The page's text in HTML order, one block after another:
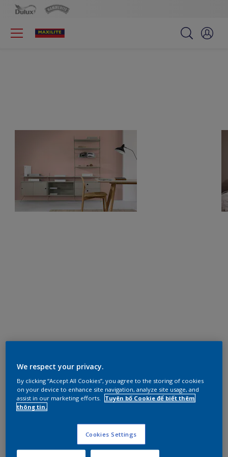
We respect your privacy.
By clicking “Accept All Cookies”, you agree to the storing of cookies
on your device to enhance site navigation, analyze site usage, and
assist in our marketing efforts.
Tuyên bố Cookie để biết thêm
thông tin.
Cookies Settings